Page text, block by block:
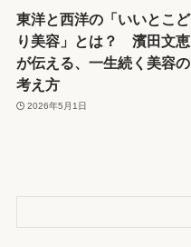
東洋と西洋の「いいとこど
り美容」とは？ 濱田文恵
が伝える、一生続く美容の
考え方
2026年5月1日